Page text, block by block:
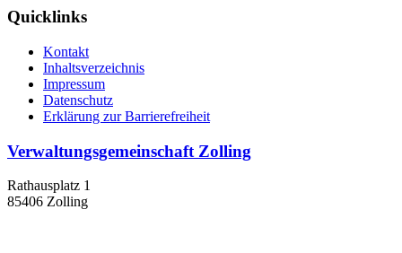
Quicklinks
Kontakt
Inhaltsverzeichnis
Impressum
Datenschutz
Erklärung zur Barrierefreiheit
Verwaltungsgemeinschaft Zolling
Rathausplatz 1
85406 Zolling